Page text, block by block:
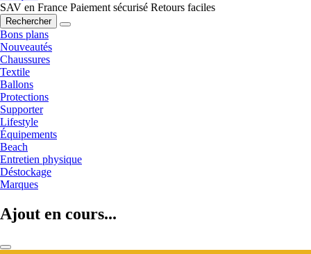
SAV en France Paiement sécurisé Retours faciles
Rechercher
Bons plans
Nouveautés
Chaussures
Textile
Ballons
Protections
Supporter
Lifestyle
Équipements
Beach
Entretien physique
Déstockage
Marques
Ajout en cours...